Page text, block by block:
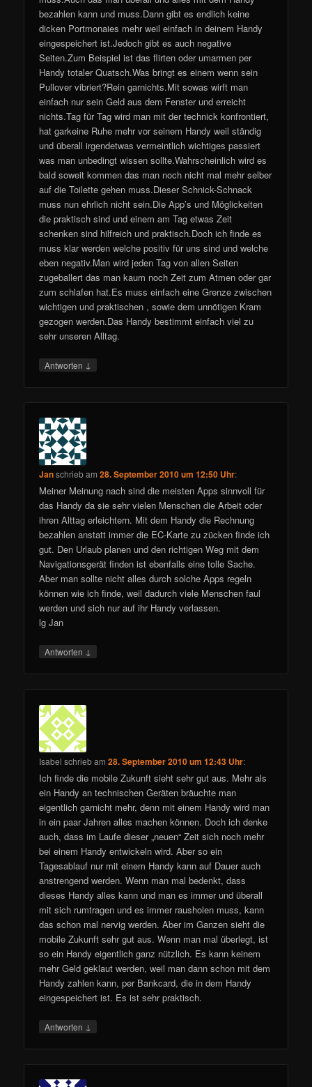
bezahlen kann und muss.Dann gibt es endlich keine
dicken Portmonaies mehr weil einfach in deinem Handy
eingespeichert ist.Jedoch gibt es auch negative
Seiten.Zum Beispiel ist das flirten oder umarmen per
Handy totaler Quatsch.Was bringt es einem wenn sein
Pullover vibriert?Rein garnichts.Mit sowas wirft man
einfach nur sein Geld aus dem Fenster und erreicht
nichts.Tag für Tag wird man mit der technick konfrontiert,
hat garkeine Ruhe mehr vor seinem Handy weil ständig
und überall irgendetwas vermeintlich wichtiges passiert
was man unbedingt wissen sollte.Wahrscheinlich wird es
bald soweit kommen das man noch nicht mal mehr selber
auf die Toilette gehen muss.Dieser Schnick-Schnack
muss nun ehrlich nicht sein.Die App’s und Möglickeiten
die praktisch sind und einem am Tag etwas Zeit
schenken sind hilfreich und praktisch.Doch ich finde es
muss klar werden welche positiv für uns sind und welche
eben negativ.Man wird jeden Tag von allen Seiten
zugeballert das man kaum noch Zeit zum Atmen oder gar
zum schlafen hat.Es muss einfach eine Grenze zwischen
wichtigen und praktischen , sowie dem unnötigen Kram
gezogen werden.Das Handy bestimmt einfach viel zu
sehr unseren Alltag.
Antworten ↓
Janschriebam28. September 2010 um 12:50 Uhr:
Meiner Meinung nach sind die meisten Apps sinnvoll für
das Handy da sie sehr vielen Menschen die Arbeit oder
ihren Alttag erleichtern. Mit dem Handy die Rechnung
bezahlen anstatt immer die EC-Karte zu zücken finde ich
gut. Den Urlaub planen und den richtigen Weg mit dem
Navigationsgerät finden ist ebenfalls eine tolle Sache.
Aber man sollte nicht alles durch solche Apps regeln
können wie ich finde, weil dadurch viele Menschen faul
werden und sich nur auf ihr Handy verlassen.
lg Jan
Antworten ↓
Isabel schriebam28. September 2010 um 12:43 Uhr:
Ich finde die mobile Zukunft sieht sehr gut aus. Mehr als
ein Handy an technischen Geräten bräuchte man
eigentlich garnicht mehr, denn mit einem Handy wird man
in ein paar Jahren alles machen können. Doch ich denke
auch, dass im Laufe dieser „neuen“ Zeit sich noch mehr
bei einem Handy entwickeln wird. Aber so ein
Tagesablauf nur mit einem Handy kann auf Dauer auch
anstrengend werden. Wenn man mal bedenkt, dass
dieses Handy alles kann und man es immer und überall
mit sich rumtragen und es immer rausholen muss, kann
das schon mal nervig werden. Aber im Ganzen sieht die
mobile Zukunft sehr gut aus. Wenn man mal überlegt, ist
so ein Handy eigentlich ganz nützlich. Es kann keinem
mehr Geld geklaut werden, weil man dann schon mit dem
Handy zahlen kann, per Bankcard, die in dem Handy
eingespeichert ist. Es ist sehr praktisch.
Antworten ↓